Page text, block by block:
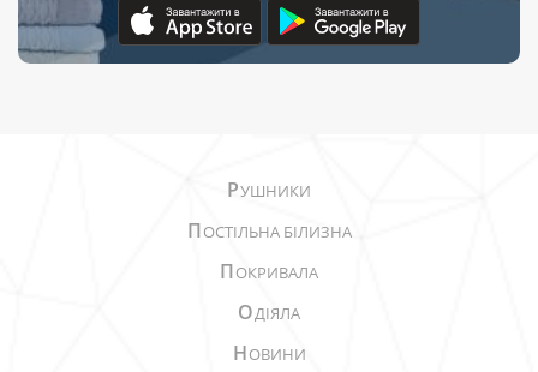
РУШНИКИ
ПОСТІЛЬНА БІЛИЗНА
ПОКРИВАЛА
ОДІЯЛА
НОВИНИ